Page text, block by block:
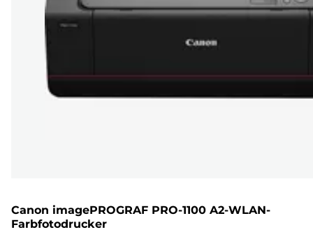
Canon imagePROGRAF PRO-1100 A2-WLAN-
Farbfotodrucker